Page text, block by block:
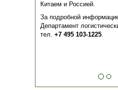
Китаем и Россией.
За подробной
Департамент
тел. +7 495 103-1225.